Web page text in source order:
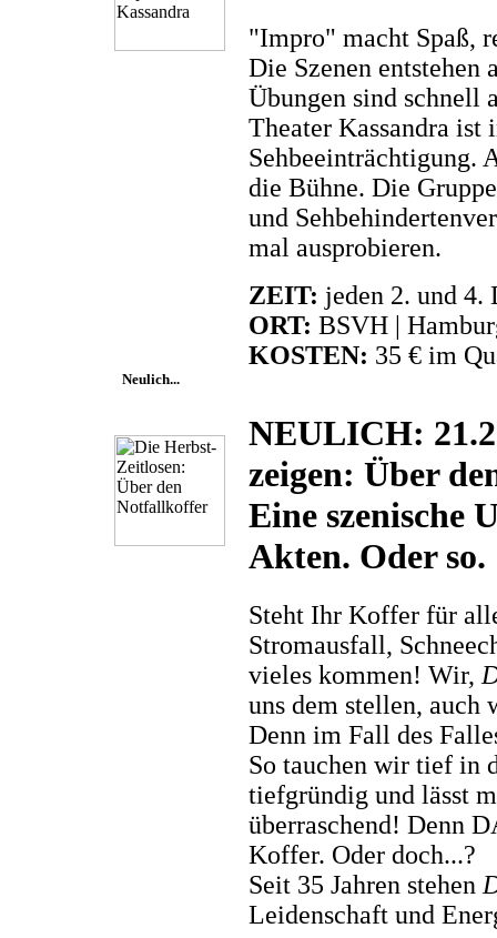
"Impro" macht Spaß,
Die Szenen
Übungen sind schnell
Theater Kassandra
Sehbeeinträchtigung.
die Bühne. Die
und
mal ausprobieren.
ZEIT: jeden 2. und 4.
ORT: BSVH |
KOSTEN: 35 € im
Neulich...
NEULICH:
zeigen: Über
Eine szenische
Akten. Oder so.
Steht Ihr Koffer für
Stromausfall,
vieles kommen! Wir,
uns dem stellen, auch
Denn im Fall des
So tauchen wir tief in
tiefgründig und lässt
überraschend! Denn
Koffer. Oder doch...?
Seit 35 Jahren stehen
Leidenschaft und